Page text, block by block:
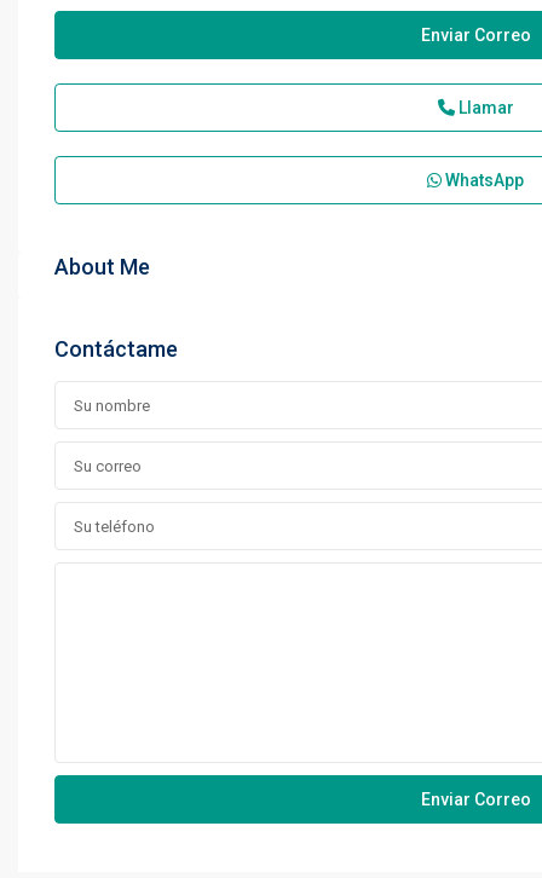
Enviar Correo
Llamar
WhatsApp
About Me
Contáctame